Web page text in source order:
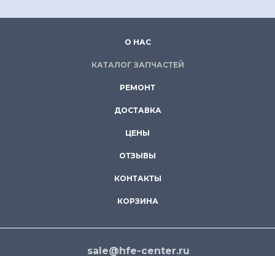
О НАС
КАТАЛОГ ЗАПЧАСТЕЙ
РЕМОНТ
ДОСТАВКА
ЦЕНЫ
ОТЗЫВЫ
КОНТАКТЫ
КОРЗИНА
sale@hfe-center.ru